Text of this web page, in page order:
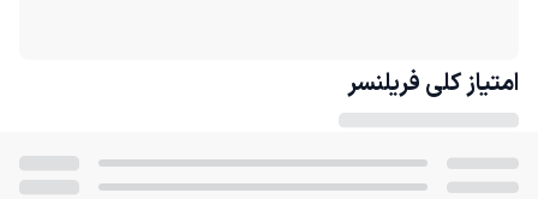
امتیاز کلی فریلنسر